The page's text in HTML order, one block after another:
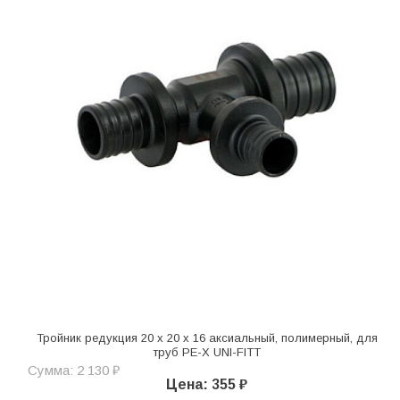
Тройник редукция 20 x 20 x 16 аксиальный, полимерный, для
труб PE-X UNI-FITT
Сумма: 2 130 ₽
Цена: 355 ₽